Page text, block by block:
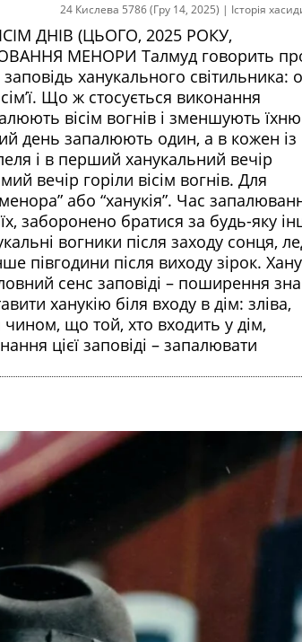
24 Кислева 5786 (Гру 14, 2025) | Історія
ДНІВ (ЦЬОГО, 2025 РОКУ,
МЕНОРИ Талмуд говорить
ханукального світильника:
Що ж стосується виконання
вісім вогнів і зменшують їхню
день запалюють один, а в кожен із
і в перший ханукальний вечір
вечір горіли вісім вогнів. Для
або “ханукія”. Час
заборонено братися за будь-яку
вогники після заходу сонця,
півгодини після виходу зірок.
сенс заповіді – поширення
ханукію біля входу в дім: зліва,
що той, хто входить у дім,
цієї заповіді – запалювати